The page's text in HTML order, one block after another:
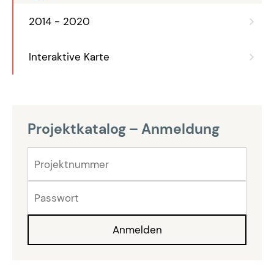
2014 - 2020
Interaktive Karte
Projektkatalog – Anmeldung